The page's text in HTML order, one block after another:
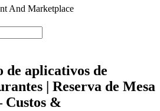
And Marketplace
de aplicativos de
| Reserva de Mesa
Custos &